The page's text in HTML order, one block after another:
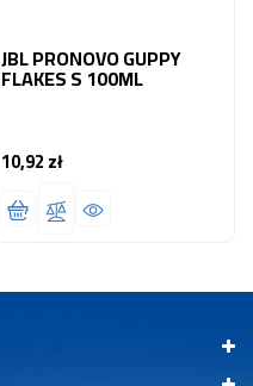
JBL PRONOVO GUPPY
FLAKES S 100ML
10,92 złCena